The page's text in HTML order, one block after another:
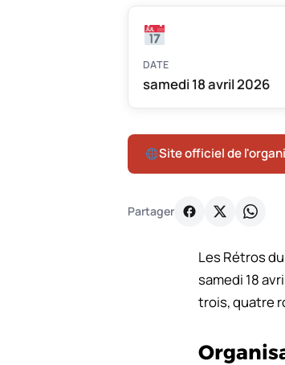
DATE
samedi 18 avril 2026
Site officiel de
Partager
Les Rétros
samedi 18
trois, quatre